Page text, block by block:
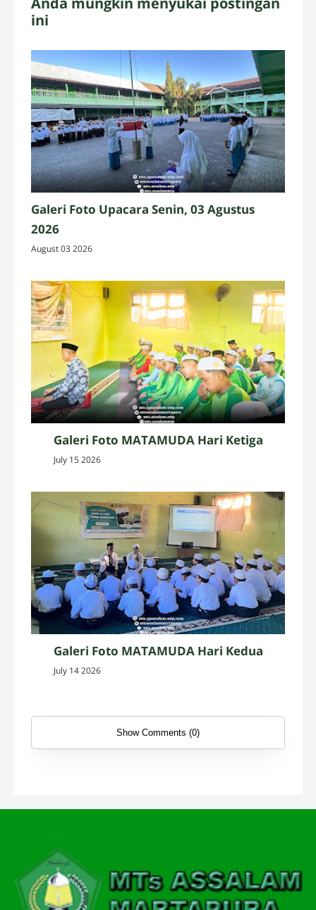
ini
Galeri Foto Upacara Senin, 03 Agustus
2026
August 03 2026
Galeri Foto MATAMUDA Hari Ketiga
July 15 2026
Galeri Foto MATAMUDA Hari Kedua
July 14 2026
Show Comments (0)